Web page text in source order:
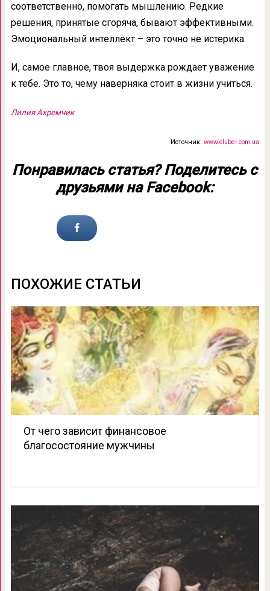
соответственно, помогать мышлению. Редкие
решения, принятые сгоряча, бывают эффективными.
Эмоциональный интеллект – это точно не истерика.
И, самое главное, твоя выдержка рождает уважение
к тебе. Это то, чему наверняка стоит в жизни учиться.
Лилия Ахремчик
Источник:www.cluber.com.ua
Понравилась статья? Поделитесь с
друзьями на Facebook:
ПОХОЖИЕ СТАТЬИ
От чего зависит финансовое
благосостояние мужчины